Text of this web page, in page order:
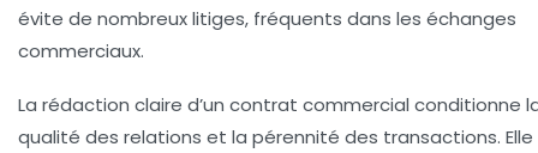
évite de nombreux litiges, fréquents dans les échanges
commerciaux.
La rédaction claire d’un contrat commercial conditionne
qualité des relations et la pérennité des transactions.